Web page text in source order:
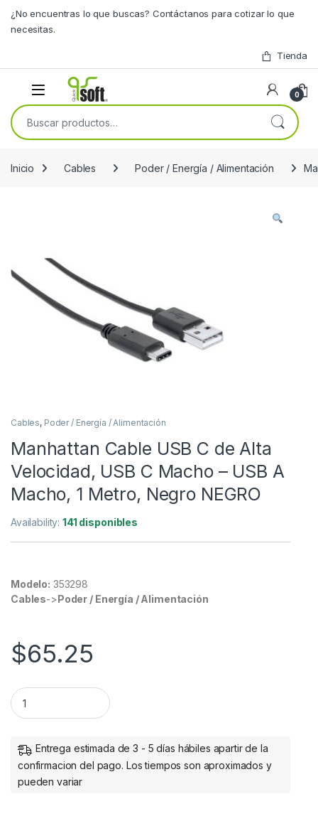
¿No encuentras lo que buscas? Contáctanos para cotizar lo que
necesitas.
Tienda
0
Buscar por:
Inicio Cables Poder / Energía / Alimentación
Cables, Poder / Energía / Alimentación
Manhattan Cable USB C de Alta
Velocidad, USB C Macho – USB A
Macho, 1 Metro, Negro NEGRO
Availability:141 disponibles
Modelo: 353298
Cables->Poder / Energía / Alimentación
$65.25
Manhattan Cable USB C de Alta Velocidad, USB C Macho -
Entrega estimada de 3 - 5 días hábiles apartir de la
confirmacion del pago. Los tiempos son aproximados y
pueden variar